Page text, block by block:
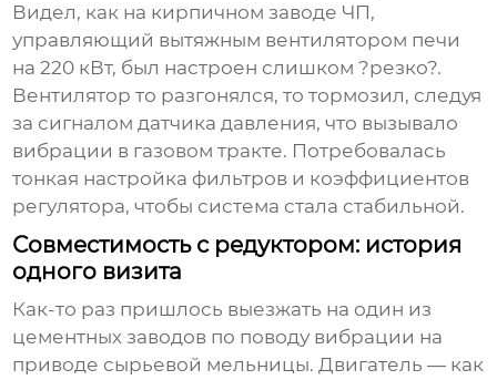
Видел, как на кирпичном заводе ЧП,
управляющий вытяжным вентилятором печи
на 220 кВт, был настроен слишком ?резко?.
Вентилятор то разгонялся, то тормозил, следуя
за сигналом датчика давления, что вызывало
вибрации в газовом тракте. Потребовалась
тонкая настройка фильтров и коэффициентов
регулятора, чтобы система стала стабильной.
Совместимость с редуктором: история
одного визита
Как-то раз пришлось выезжать на один из
цементных заводов по поводу вибрации на
приводе сырьевой мельницы. Двигатель — как